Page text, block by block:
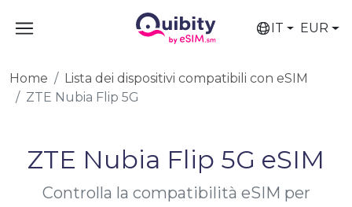
IT EUR
Home
Lista dei dispositivi compatibili con eSIM
ZTE Nubia Flip 5G
ZTE Nubia Flip 5G eSIM
Controlla la compatibilità eSIM per